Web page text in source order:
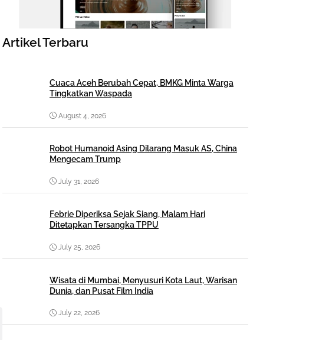
Artikel Terbaru
Cuaca Aceh Berubah Cepat, BMKG Minta Warga
Tingkatkan Waspada
August 4, 2026
Robot Humanoid Asing Dilarang Masuk AS, China
Mengecam Trump
July 31, 2026
Febrie Diperiksa Sejak Siang, Malam Hari
Ditetapkan Tersangka TPPU
July 25, 2026
Wisata di Mumbai, Menyusuri Kota Laut, Warisan
Dunia, dan Pusat Film India
July 22, 2026